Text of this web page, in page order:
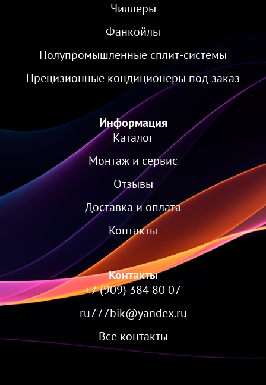
Чиллеры
Фанкойлы
Полупромышленные сплит-системы
Прецизионные кондиционеры под заказ
Информация
Каталог
Монтаж и сервис
Отзывы
Доставка и оплата
Контакты
Контакты
+7 (909) 384 80 07
ru777bik@yandex.ru
Все контакты